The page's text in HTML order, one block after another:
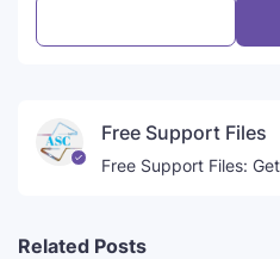
Free Support Files
Free Support Files:
Related Posts